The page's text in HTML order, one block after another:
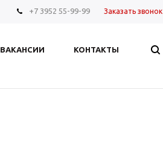
+7 3952 55-99-99 Заказать звонок
ВАКАНСИИ КОНТАКТЫ